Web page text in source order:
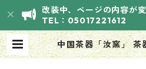
改装中、ページの内容が
TEL：05017221612
中国茶器「汝窯」 茶